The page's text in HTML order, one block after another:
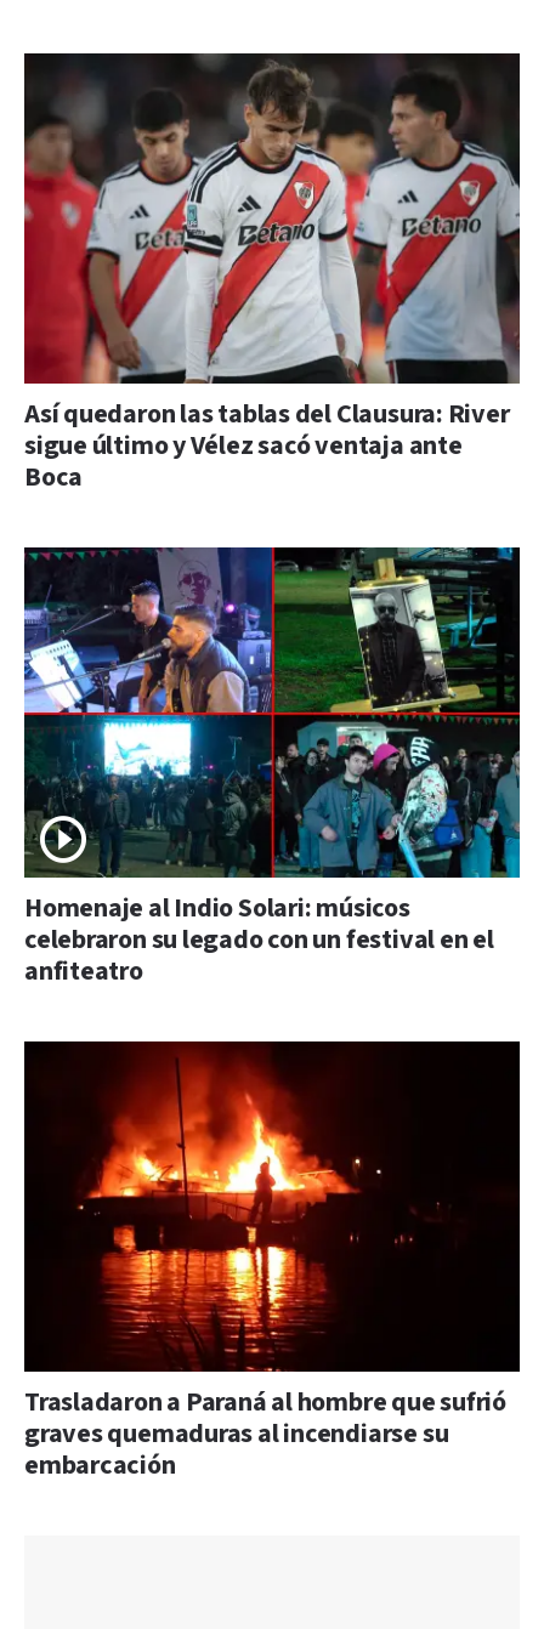
Así quedaron las tablas del Clausura: River
sigue último y Vélez sacó ventaja ante
Boca
Homenaje al Indio Solari: músicos
celebraron su legado con un festival en el
anfiteatro
Trasladaron a Paraná al hombre que sufrió
graves quemaduras al incendiarse su
embarcación